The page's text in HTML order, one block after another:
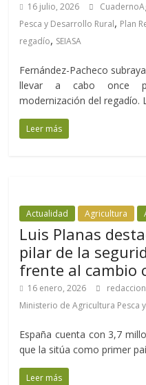
16 julio, 2026
Pesca y Desarrollo Rural, Plan
regadío, SEIASA
Fernández-Pacheco
llevar a cabo once
modernización del regadío.
Leer más
Actualidad Agricultura
Luis Planas
pilar de la
frente al cambio
16 enero, 2026 redaccion
Ministerio de Agricultura Pesca
España cuenta con 3,7
que la sitúa como primer
Leer más